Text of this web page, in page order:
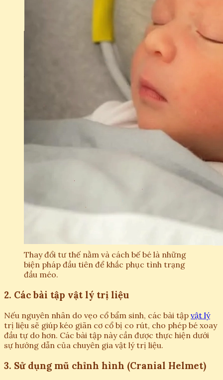
Thay đổi tư thế nằm và cách bế bé là những
biện pháp đầu tiên để khắc phục tình trạng
đầu méo.
2. Các bài tập vật lý trị liệu
Nếu nguyên nhân do vẹo cổ bẩm sinh, các bài tập vật lý
trị liệu sẽ giúp kéo giãn cơ cổ bị co rút, cho phép bé xoay
đầu tự do hơn. Các bài tập này cần được thực hiện dưới
sự hướng dẫn của chuyên gia vật lý trị liệu.
3. Sử dụng mũ chỉnh hình (Cranial Helmet)